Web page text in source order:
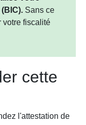
Sans ce
votre fiscalité
cette
l'attestation de